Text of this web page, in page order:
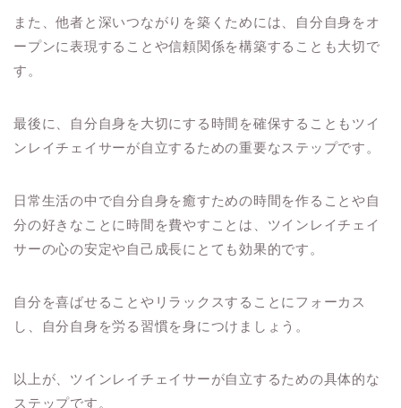
また、他者と深いつながりを築くためには、自分自身をオ
ープンに表現することや信頼関係を構築することも大切で
す。
最後に、自分自身を大切にする時間を確保することもツイ
ンレイチェイサーが自立するための重要なステップです。
日常生活の中で自分自身を癒すための時間を作ることや自
分の好きなことに時間を費やすことは、ツインレイチェイ
サーの心の安定や自己成長にとても効果的です。
自分を喜ばせることやリラックスすることにフォーカス
し、自分自身を労る習慣を身につけましょう。
以上が、ツインレイチェイサーが自立するための具体的な
ステップです。